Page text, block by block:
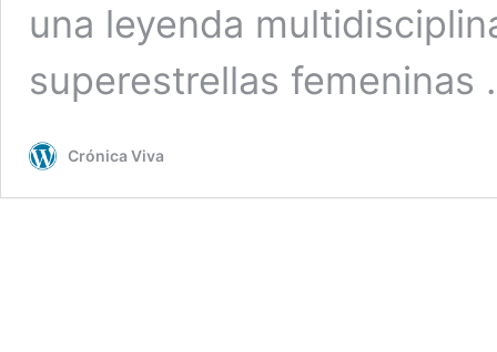
una leyenda
superestrellas
Crónica Viva